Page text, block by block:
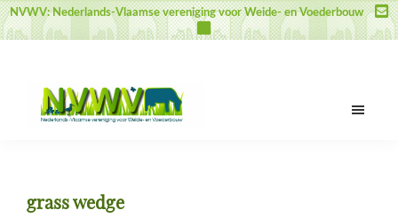
Door
naar
inhoud
Spring
naar
sidebar
Spring
naar
NVWV: Nederlands-Vlaamse vereniging voor Weide- en Voederbouw
voor
grass wedge